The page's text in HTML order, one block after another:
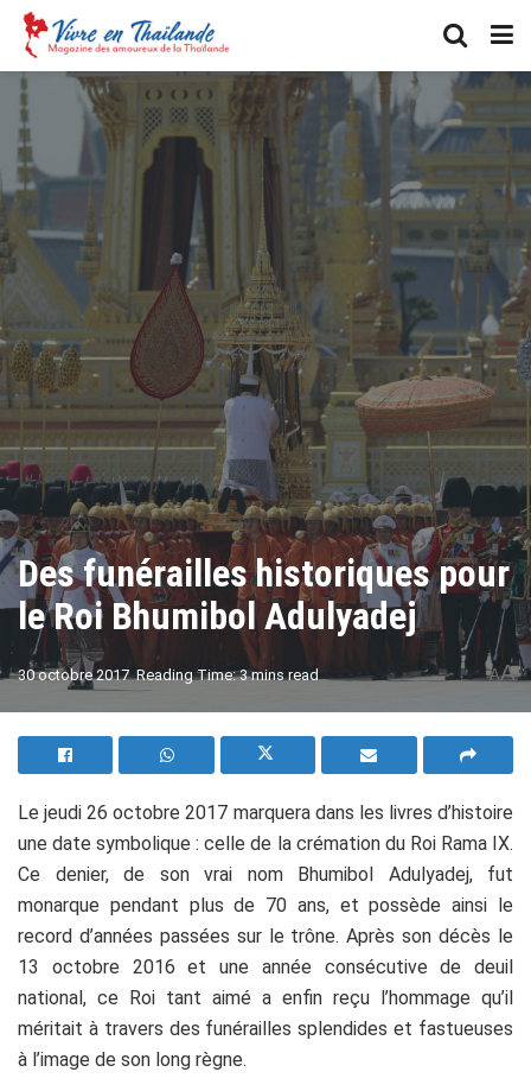
Des funérailles historiques pour
le Roi Bhumibol Adulyadej
30 octobre 2017 Reading Time: 3 mins read AA
Le jeudi 26 octobre 2017 marquera dans les livres d’histoire
une date symbolique : celle de la crémation du Roi Rama IX.
Ce denier, de son vrai nom Bhumibol Adulyadej, fut
monarque pendant plus de 70 ans, et possède ainsi le
record d’années passées sur le trône. Après son décès le
13 octobre 2016 et une année consécutive de deuil
national, ce Roi tant aimé a enfin reçu l’hommage qu’il
méritait à travers des funérailles splendides et fastueuses
à l’image de son long règne.